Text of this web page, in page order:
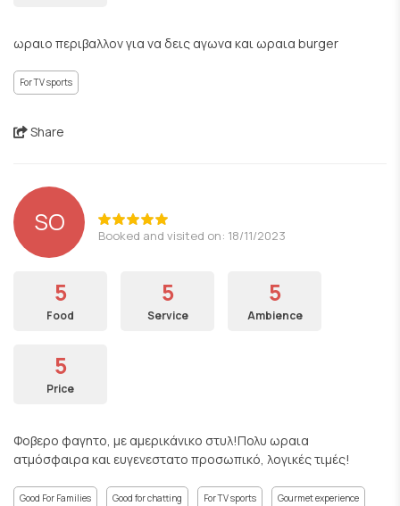
ωραιο περιβαλλον για να δεις αγωνα και ωραια burger
For TV sports
Share
SO Booked and visited on: 18/11/2023
5
Food
5
Service
5
Ambience
5
Price
Φοβερο φαγητο, με αμερικάνικο στυλ!Πολυ ωραια
ατμόσφαιρα και ευγενεστατο προσωπικό, λογικές τιμές!
Good For Families Good for chatting For TV sports Gourmet experience